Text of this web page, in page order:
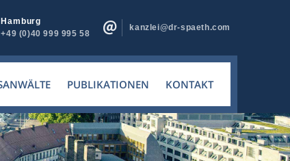
Hamburg
+49 (0)40 999 995 58
kanzlei@dr-spaeth.com
PUBLIKATIONEN KONTAKT